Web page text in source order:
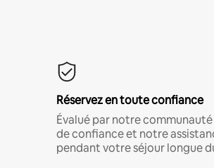
Réservez en toute confiance
Évalué par notre
de confiance et notre
pendant votre séjour longue